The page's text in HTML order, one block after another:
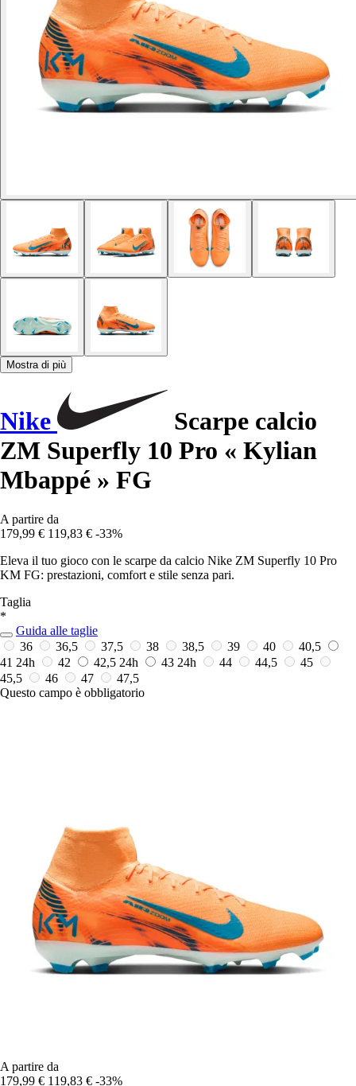
Mostra di più
Nike
Scarpe calcio
ZM Superfly 10 Pro « Kylian
Mbappé » FG
A partire da
179,99 € 119,83 € -33%
Eleva il tuo gioco con le scarpe da calcio Nike ZM Superfly 10 Pro
KM FG: prestazioni, comfort e stile senza pari.
Taglia
*
Guida alle taglie
36
36,5 37,5 38 38,5 39 40
40,5
41 24h 42 42,5 24h 43 24h 44 44,5
45
45,5
46 47
47,5
Questo campo è obbligatorio
A partire da
179,99 € 119,83 € -33%